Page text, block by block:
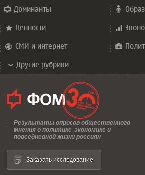
Доминанты
Ценности
СМИ и интернет
Другие рубрики
Результаты опросов общественного
мнения о политике, экономике и
повседневной жизни россиян
Заказать исследование